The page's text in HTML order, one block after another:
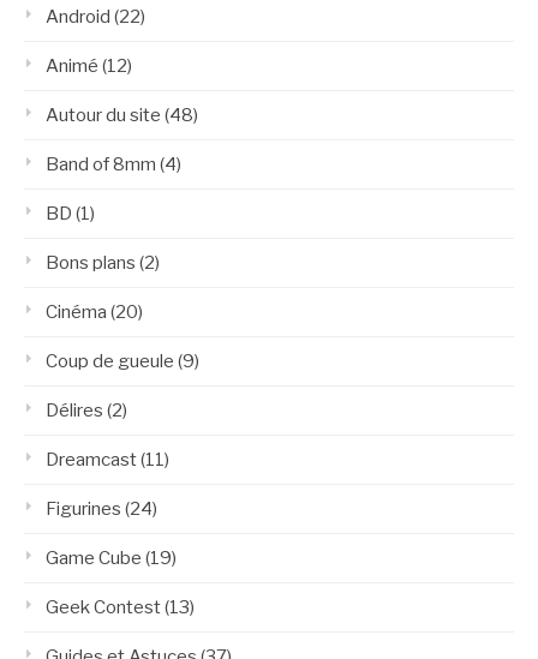
Android (22)
Animé (12)
Autour du site (48)
Band of 8mm (4)
BD (1)
Bons plans (2)
Cinéma (20)
Coup de gueule (9)
Délires (2)
Dreamcast(11)
Figurines (24)
Game Cube (19)
Geek Contest(13)